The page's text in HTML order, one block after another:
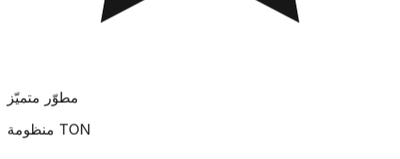
مطوّر متميّز
منظومة TON